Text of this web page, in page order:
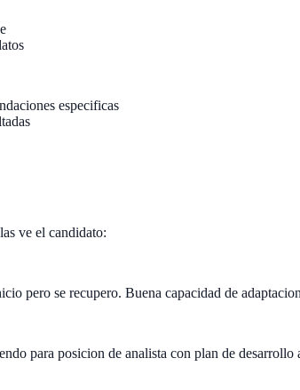
especificas
ve el candidato:
pero se recupero. Buena capacidad de
para posicion de analista con plan de desarrollo